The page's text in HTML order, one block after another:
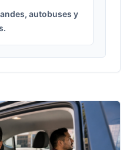
autobuses y